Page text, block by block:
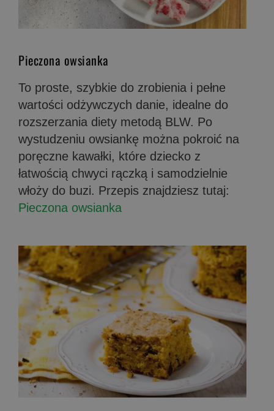
Pieczona owsianka
To proste, szybkie do zrobienia i pełne
wartości odżywczych danie, idealne do
rozszerzania diety metodą BLW. Po
wystudzeniu owsiankę można pokroić na
poręczne kawałki, które dziecko z
łatwością chwyci rączką i samodzielnie
włoży do buzi. Przepis znajdziesz tutaj:
Pieczona owsianka